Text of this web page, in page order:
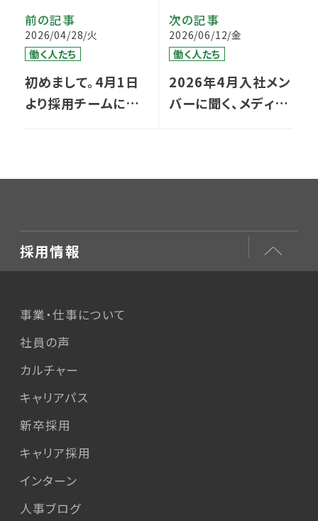
前の記事
2026/04/28/火
働く人たち
初めまして。4月1日
より採用チームに入
次の記事
2026/06/12/金
働く人たち
2026年4月入社メン
バーに聞く、メディヴ
採用情報
事業・仕事について
社員の声
カルチャー
キャリアパス
新卒採用
キャリア採用
インターン
人事ブログ